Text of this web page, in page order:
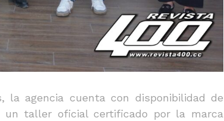
la agencia cuenta con disponibilidad de
un taller oficial certificado por la marca